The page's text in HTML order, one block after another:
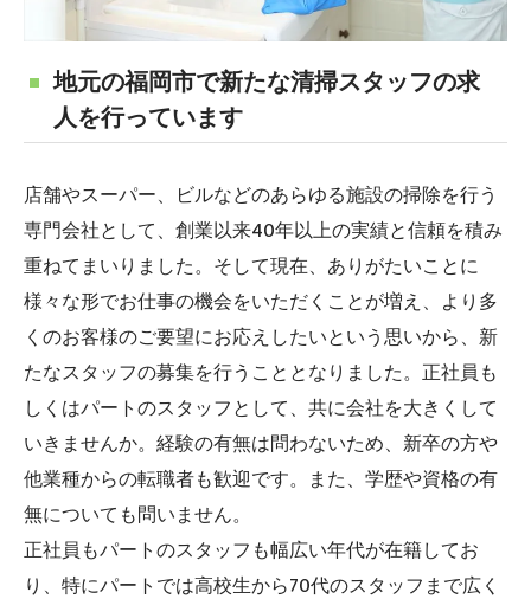
地元の福岡市で新たな清掃スタッフの求
人を行っています
店舗やスーパー、ビルなどのあらゆる施設の掃除を行う
専門会社として、創業以来40年以上の実績と信頼を積み
重ねてまいりました。そして現在、ありがたいことに
様々な形でお仕事の機会をいただくことが増え、より多
くのお客様のご要望にお応えしたいという思いから、新
たなスタッフの募集を行うこととなりました。正社員も
しくはパートのスタッフとして、共に会社を大きくして
いきませんか。経験の有無は問わないため、新卒の方や
他業種からの転職者も歓迎です。また、学歴や資格の有
無についても問いません。
正社員もパートのスタッフも幅広い年代が在籍してお
り、特にパートでは高校生から70代のスタッフまで広く